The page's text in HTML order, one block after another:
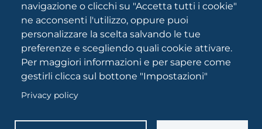
navigazione o clicchi su "Accetta tutti i cookie"
ne acconsenti l'utilizzo, oppure puoi
personalizzare la scelta salvando le tue
preferenze e scegliendo quali cookie attivare.
Per maggiori informazioni e per sapere come
gestirli clicca sul bottone "Impostazioni"
Privacy policy
Università degli Studi di Foggia
Via A.Gramsci 89/91 CF: 94045260711 Partita IVA:
03016180717
PEC: protocollo@cert.unifg.it Webmaster: